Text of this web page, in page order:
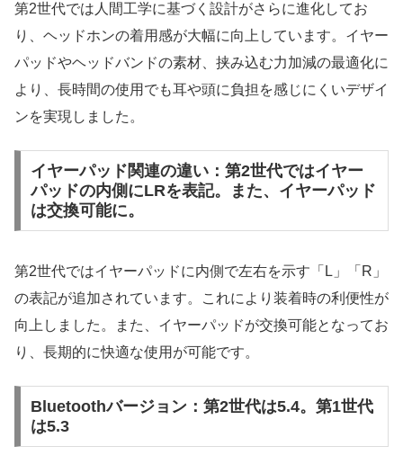
第2世代では人間工学に基づく設計がさらに進化してお
り、ヘッドホンの着用感が大幅に向上しています。イヤー
パッドやヘッドバンドの素材、挟み込む力加減の最適化に
より、長時間の使用でも耳や頭に負担を感じにくいデザイ
ンを実現しました。
イヤーパッド関連の違い：第2世代ではイヤー
パッドの内側にLRを表記。また、イヤーパッド
は交換可能に。
第2世代ではイヤーパッドに内側で左右を示す「L」「R」
の表記が追加されています。これにより装着時の利便性が
向上しました。また、イヤーパッドが交換可能となってお
り、長期的に快適な使用が可能です。
Bluetoothバージョン：第2世代は5.4。第1世代
は5.3